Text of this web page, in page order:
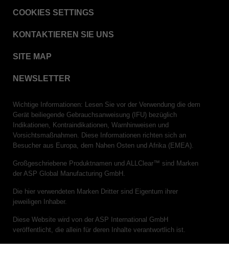
VERISURE™ Bowie-Dick Test Card (Refill)
VERISURE™ Steam Type 5 Migrating Integrator
w/ Extender
VERISURE™ Steam Type 5 Migrating Integrator /
PCD
VERISURE™ Steam Type 4 Multi-Variable CI
VERISURE™ Type 5 Ink Integrator
VERISURE™ VH202 Type 4 Multi-Variable CI
COOKIES SETTINGS
KONTAKTIEREN SIE UNS
SITE MAP
NEWSLETTER
Wichtige Informationen: Lesen Sie vor der Verwendung die dem
Gerät beiliegende Gebrauchsanweisung (IFU) bezüglich
Indikationen, Kontraindikationen, Warnhinweisen und
Vorsichtsmaßnahmen. Diese Informationen richten sich an
Besucher aus Europa, dem Nahen Osten und Afrika (EMEA).
Großgeschriebene Produktnamen und ALLClear™ sind Marken
der ASP Global Manufacturing GmbH.
Die hier verwendeten Marken Dritter sind Eigentum ihrer
jeweiligen Inhaber.
Diese Website wird von der ASP International GmbH
veröffentlicht, die allein für deren Inhalte verantwortlich ist.